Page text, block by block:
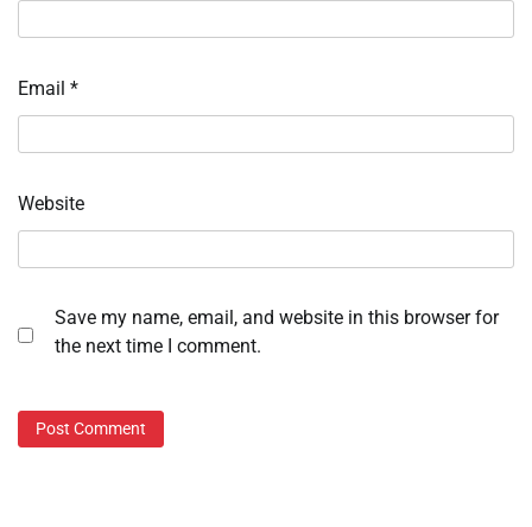
Email *
Website
Save my name, email, and website in this browser for
the next time I comment.